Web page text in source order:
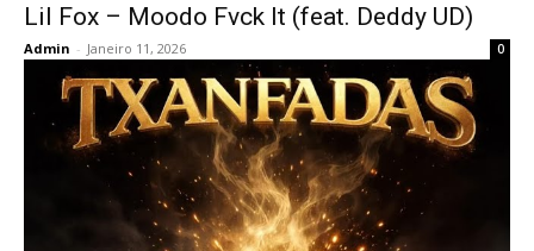
Lil Fox – Moodo Fvck It (feat. Deddy UD)
Admin - Janeiro 11, 2026 0